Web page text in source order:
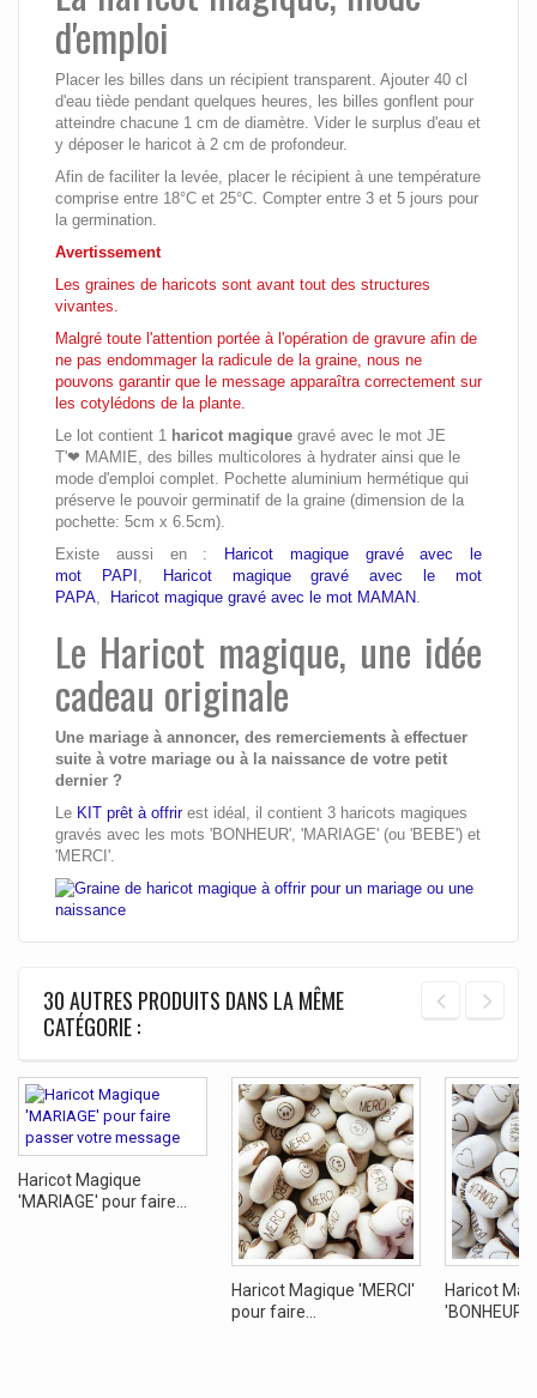
d'emploi
Placer les billes dans un récipient transparent. Ajouter 40 cl
d'eau tiède pendant quelques heures, les billes gonflent pour
atteindre chacune 1 cm de diamètre. Vider le surplus d'eau et
y déposer le haricot à 2 cm de profondeur.
Afin de faciliter la levée, placer le récipient à une température
comprise entre 18°C et 25°C. Compter entre 3 et 5 jours pour
la germination.
Avertissement
Les graines de haricots sont avant tout des structures
vivantes.
Malgré toute l'attention portée à l'opération de gravure afin de
ne pas endommager la radicule de la graine, nous ne
pouvons garantir que le message apparaîtra correctement sur
les cotylédons de la plante.
Le lot contient 1 haricot magique gravé avec le mot JE
T'❤ MAMIE, des billes multicolores à hydrater ainsi que le
mode d'emploi complet. Pochette aluminium hermétique qui
préserve le pouvoir germinatif de la graine (dimension de la
pochette: 5cm x 6.5cm).
Existe aussi en : Haricot magique gravé avec le
mot PAPI
Haricot magique gravé avec le mot
PAPA
Haricot magique gravé avec le mot MAMAN
Le Haricot magique, une idée
cadeau originale
Une mariage à annoncer, des remerciements à effectuer
suite à votre mariage ou à la naissance de votre petit
dernier ?
Le KIT prêt à offrirest idéal, il contient 3 haricots magiques
gravés avec les mots 'BONHEUR', 'MARIAGE' (ou 'BEBE') et
'MERCI'.
30 AUTRES PRODUITS DANS LA MÊME
CATÉGORIE :
Haricot Magique
'MARIAGE' pour faire...
Haricot Magique 'MERCI'
pour faire...
Haricot
'BONHEUR'